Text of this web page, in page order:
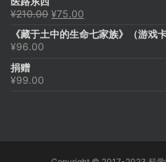
¥210.00 原
为：
¥75.00
价
《藏于土中的生命七家族》（游戏卡
¥96.00
捐赠
¥99.00